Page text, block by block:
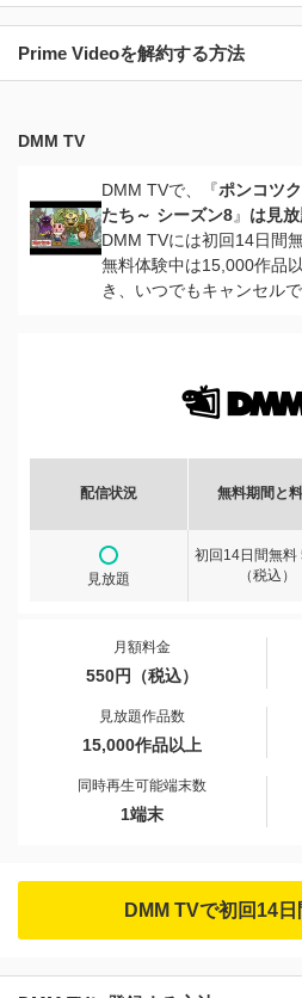
Prime Videoを解約する方法
DMM TV
DMM TVで、『ポンコツ
たち～ シーズン8』 は見
DMM TVには初回14日間
無料体験中は15,000作品
き、いつでもキャンセルで
配信状況 無料期間と
見放題
初回14日間無料
（税込）
月額料金
550円（税込）
見放題作品数
15,000作品以上
同時再生可能端末数
1端末
DMM TVで初回14